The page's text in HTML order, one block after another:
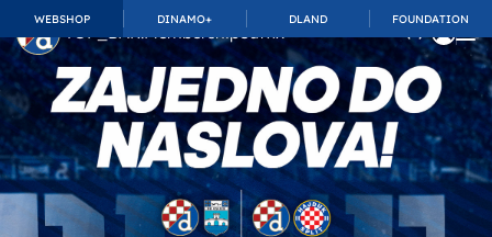
WEBSHOP DINAMO+ DLAND FOUNDATION
TOP_BAR.MembershipSuffix